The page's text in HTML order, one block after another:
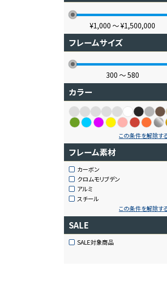
¥1,000 〜¥1,500,000
フレームサイズ
300 〜580
カラー
この条件を解除す
フレーム素材
カーボン
クロムモリブデン
アルミ
スチール
この条件を解除す
SALE
SALE対象商品